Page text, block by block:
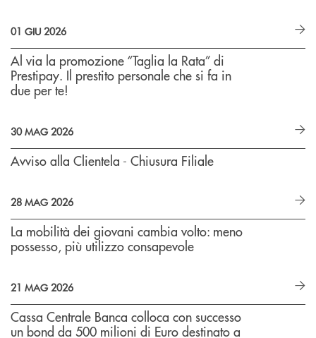
01 GIU 2026
Al via la promozione “Taglia la Rata” di
Prestipay. Il prestito personale che si fa in
due per te!
30 MAG 2026
Avviso alla Clientela - Chiusura Filiale
28 MAG 2026
La mobilità dei giovani cambia volto: meno
possesso, più utilizzo consapevole
21 MAG 2026
Cassa Centrale Banca colloca con successo
un bond da 500 milioni di Euro destinato a